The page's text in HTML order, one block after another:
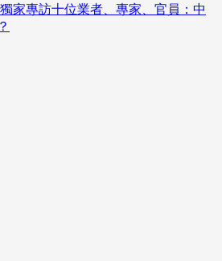
家專訪十位業者、專家、官員：中